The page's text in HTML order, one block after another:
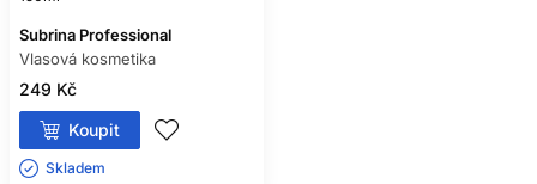
Subrina Professional
Vlasová kosmetika
249 Kč
Koupit
Skladem ㅤ